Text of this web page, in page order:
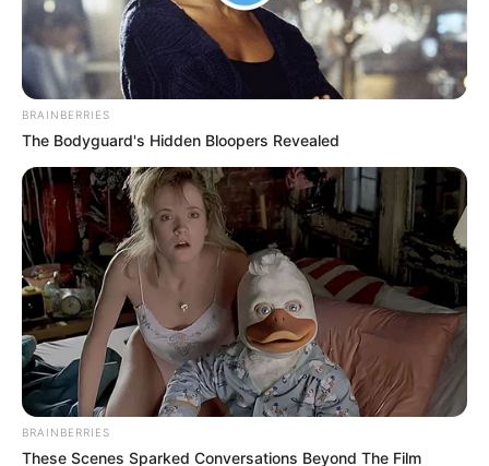
Βρέθηκε υδάτινος
εξωπλανήτης – Είναι
καλυμμένος από έναν βαθύ
ωκεανό
Πως οι αξιωματούχοι της
δημόσιας υγείας κατάντησαν
«διεστραμμένοι» και «ηθικά
κατακριτέοι»
Το χρονικό της συγκάλυψης
του κατασκευασμένου σε
εργαστήριο ιού COVID-19
Η Ρωσία κινητοποίησε το
πυρηνικό υποβρύχιο «K-329
Belgorod» για να δοκιμάσει
την...
Email address:
BRAINBERRIES
The Bodyguard's Hidden Bloopers Revealed
BRAINBERRIES
These Scenes Sparked Conversations Beyond The Film